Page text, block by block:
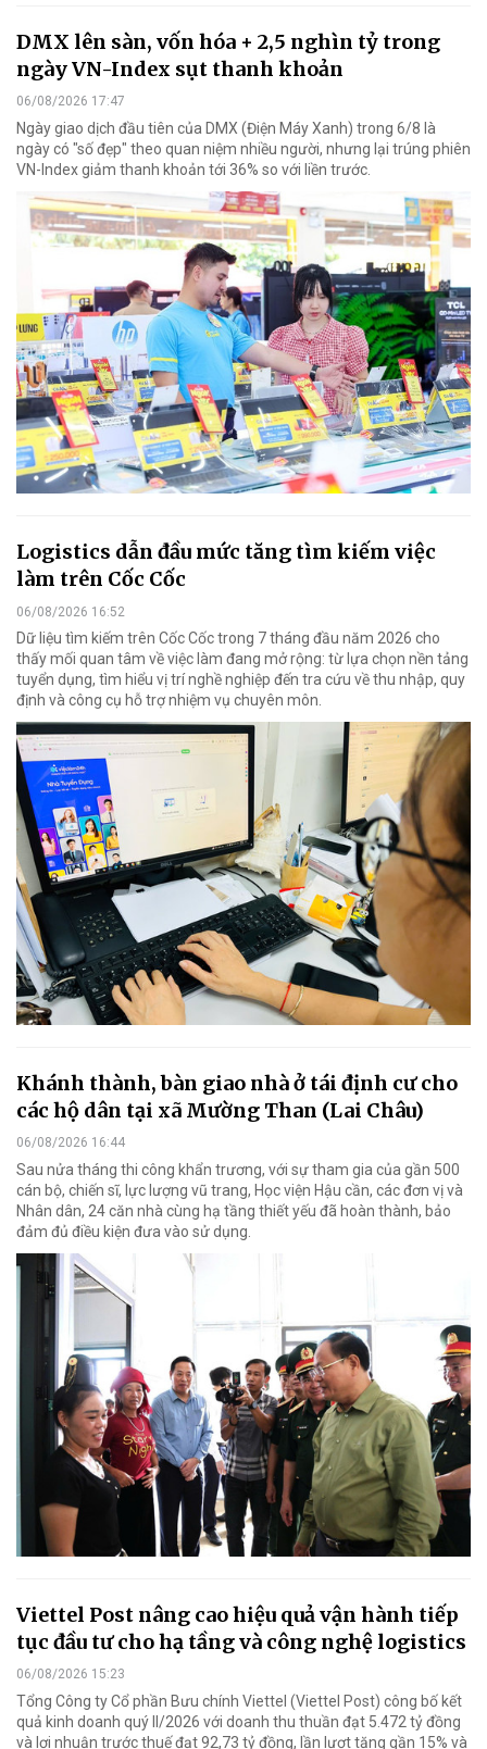
DMX lên sàn, vốn hóa + 2,5 nghìn tỷ trong
ngày VN-Index sụt thanh khoản
06/08/2026 17:47
Ngày giao dịch đầu tiên của DMX (Điện Máy Xanh) trong 6/8 là
ngày có "số đẹp" theo quan niệm nhiều người, nhưng lại trúng phiên
VN-Index giảm thanh khoản tới 36% so với liền trước.
Logistics dẫn đầu mức tăng tìm kiếm việc
làm trên Cốc Cốc
06/08/2026 16:52
Dữ liệu tìm kiếm trên Cốc Cốc trong 7 tháng đầu năm 2026 cho
thấy mối quan tâm về việc làm đang mở rộng: từ lựa chọn nền tảng
tuyển dụng, tìm hiểu vị trí nghề nghiệp đến tra cứu về thu nhập, quy
định và công cụ hỗ trợ nhiệm vụ chuyên môn.
Khánh thành, bàn giao nhà ở tái định cư cho
các hộ dân tại xã Mường Than (Lai Châu)
06/08/2026 16:44
Sau nửa tháng thi công khẩn trương, với sự tham gia của gần 500
cán bộ, chiến sĩ, lực lượng vũ trang, Học viện Hậu cần, các đơn vị và
Nhân dân, 24 căn nhà cùng hạ tầng thiết yếu đã hoàn thành, bảo
đảm đủ điều kiện đưa vào sử dụng.
Viettel Post nâng cao hiệu quả vận hành tiếp
tục đầu tư cho hạ tầng và công nghệ logistics
06/08/2026 15:23
Tổng Công ty Cổ phần Bưu chính Viettel (Viettel Post) công bố kết
quả kinh doanh quý II/2026 với doanh thu thuần đạt 5.472 tỷ đồng
và lợi nhuận trước thuế đạt 92,73 tỷ đồng, lần lượt tăng gần 15% và